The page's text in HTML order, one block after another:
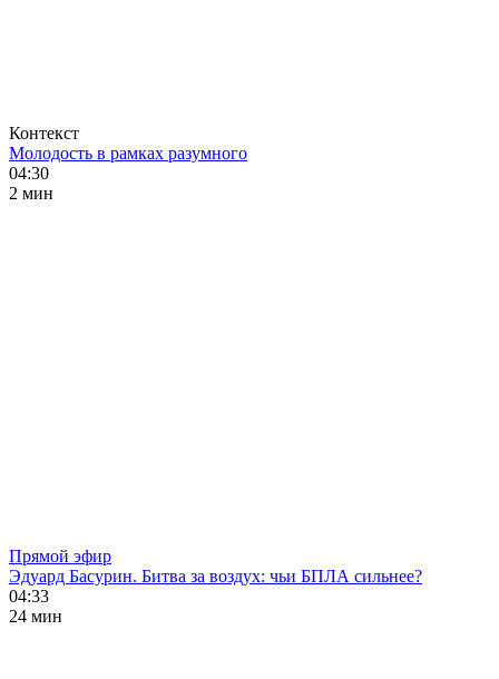
Контекст
Молодость в рамках разумного
04:30
2 мин
Прямой эфир
Эдуард Басурин. Битва за воздух: чьи БПЛА сильнее?
04:33
24 мин